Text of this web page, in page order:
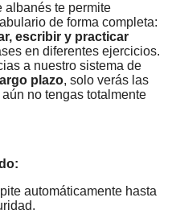
albanés te permite
de forma completa:
escribir y practicar
en diferentes ejercicios.
a nuestro sistema de
plazo, solo verás las
no tengas totalmente
automáticamente hasta